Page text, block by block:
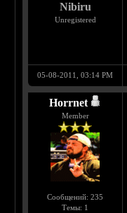
Nibiru
Unregistered
05-08-2011, 03:14 PM
Horrnet
Member
Сообщений: 235
Темы: 1